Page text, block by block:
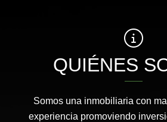
QUIÉNES
Somos una inmobiliaria con
experiencia promoviendo